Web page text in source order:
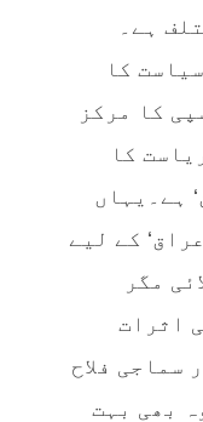
ہے۔
کا
کا مرکز
کا
ہے۔یہاں
کے لیے
مگر
اثرات
سماجی فلاح
بھی بہت